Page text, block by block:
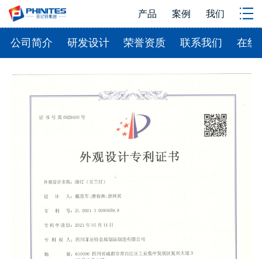
产品 案例 我们
公司简介 研发设计 荣誉资质 联系我们 在线